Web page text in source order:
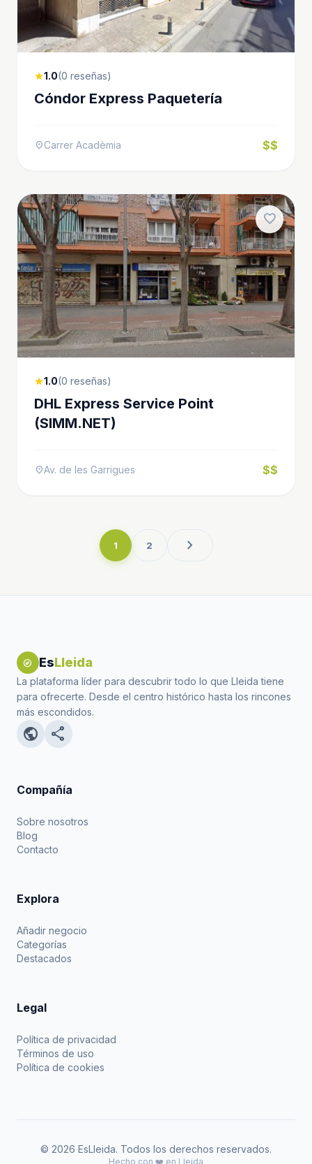
star1.0(0 reseñas)
Cóndor Express Paquetería
location_onCarrer Acadèmia $$
favorite
star1.0(0 reseñas)
DHL Express Service Point
(SIMM.NET)
location_onAv. de les Garrigues $$
1 2 chevron_right
explore EsLleida
La plataforma líder para descubrir todo lo que Lleida tiene
para ofrecerte. Desde el centro histórico hasta los rincones
más escondidos.
public share
Compañía
Sobre nosotros
Blog
Contacto
Explora
Añadir negocio
Categorías
Destacados
Legal
Política de privacidad
Términos de uso
Política de cookies
© 2026 EsLleida. Todos los derechos reservados.
Hecho con ❤️ en Lleida